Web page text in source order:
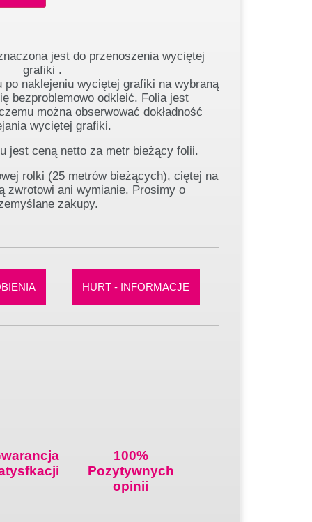
jest do przenoszenia wyciętej
grafiki .
naklejeniu wyciętej grafiki na wybraną
bezproblemowo odkleić. Folia jest
można obserwować dokładność
wyciętej grafiki.
jest ceną netto za metr bieżący folii.
rolki (25 metrów bieżących), ciętej na
zwrotowi ani wymianie. Prosimy o
zakupy.
HURT - INFORMACJE
100%
Pozytywnych
opinii